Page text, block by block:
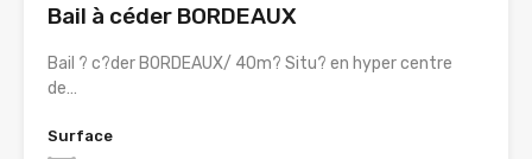
Bail à céder BORDEAUX
Bail ? c?der BORDEAUX/ 40m? Situ? en hyper centre
de…
Surface